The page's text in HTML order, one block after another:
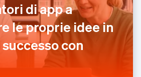
di app a
le proprie idee in
con